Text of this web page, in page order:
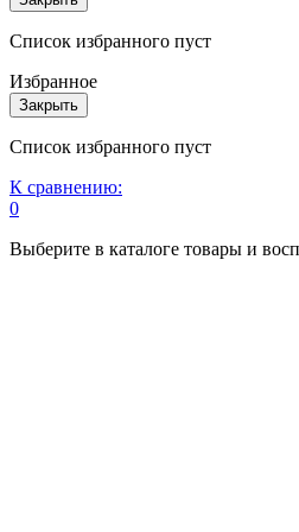
Список избранного пуст
Избранное
Закрыть
Список избранного пуст
К сравнению:
0
Выберите в каталоге товары и